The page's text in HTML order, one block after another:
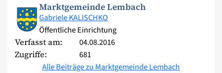
Marktgemeinde Lembach
Gabriele KALISCHKO
Öffentliche Einrichtung
Verfasst am: 04.08.2016
Zugriffe:
681
Alle Beiträge zu Marktgemeinde Lembach